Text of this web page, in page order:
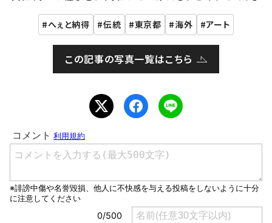
へぇと納得 伝統 東京都 海外 アート
この記事の写真一覧はこちら